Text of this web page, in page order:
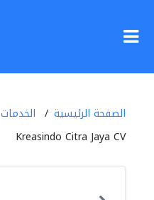
الصفحة الرئيسية الخدمات
Kreasindo Citra Jaya CV